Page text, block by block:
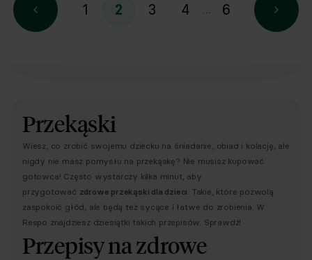
1 2 3 4 … 6
Przekąski
Wiesz, co zrobić swojemu dziecku na śniadanie, obiad i kolację, ale
nigdy nie masz pomysłu na przekąskę? Nie musisz kupować
gotowca! Często wystarczy kilka minut, aby
przygotować zdrowe przekąski dla dzieci. Takie, które pozwolą
zaspokoić głód, ale będą też sycące i łatwe do zrobienia. W
Respo znajdziesz dziesiątki takich przepisów. Sprawdź!
Przepisy na zdrowe